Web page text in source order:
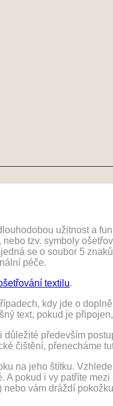
užitnost a
tzv. symboly
se o soubor 5
péče.
textilu.
kdy jde o
text, pokud je
především
čištění, přenecháme
na jeho štítku.
pokud i vy patříte
vám dráždí